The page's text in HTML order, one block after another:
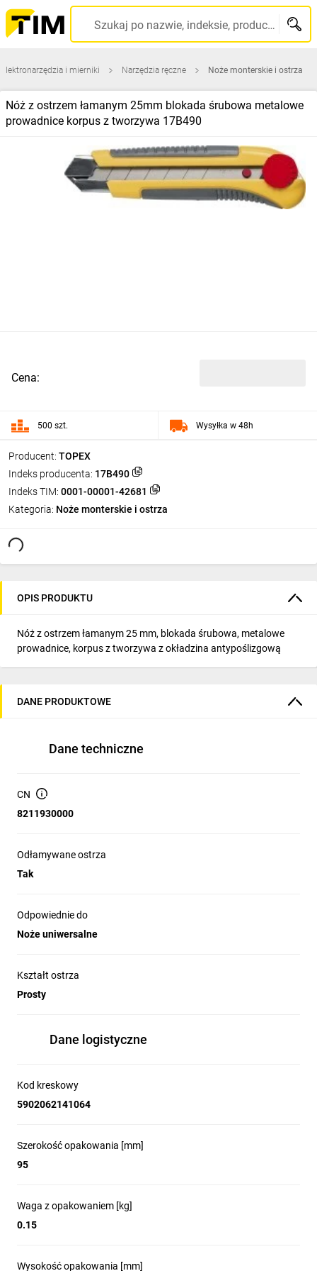
Szukaj po nazwie, indeksie, producencie, kodzie kreskowym...
Elektronarzędzia i mierniki Narzędzia ręczne Noże monterskie i ostrza
Nóż z ostrzem łamanym 25mm blokada śrubowa metalowe
prowadnice korpus z tworzywa 17B490
Producent: TOPEX
Indeks producenta: 17B490
Indeks TIM: 0001-00001-42681
Kategoria: Noże monterskie i ostrza
Cena:
500 szt. Wysyłka w 48h
OPIS PRODUKTU
Nóż z ostrzem łamanym 25 mm, blokada śrubowa, metalowe
prowadnice, korpus z tworzywa z okładzina antypoślizgową
DANE PRODUKTOWE
Dane techniczne
CN
8211930000
Odłamywane ostrza
Tak
Odpowiednie do
Noże uniwersalne
Kształt ostrza
Prosty
Dane logistyczne
Kod kreskowy
5902062141064
Szerokość opakowania [mm]
95
Waga z opakowaniem [kg]
0.15
Wysokość opakowania [mm]